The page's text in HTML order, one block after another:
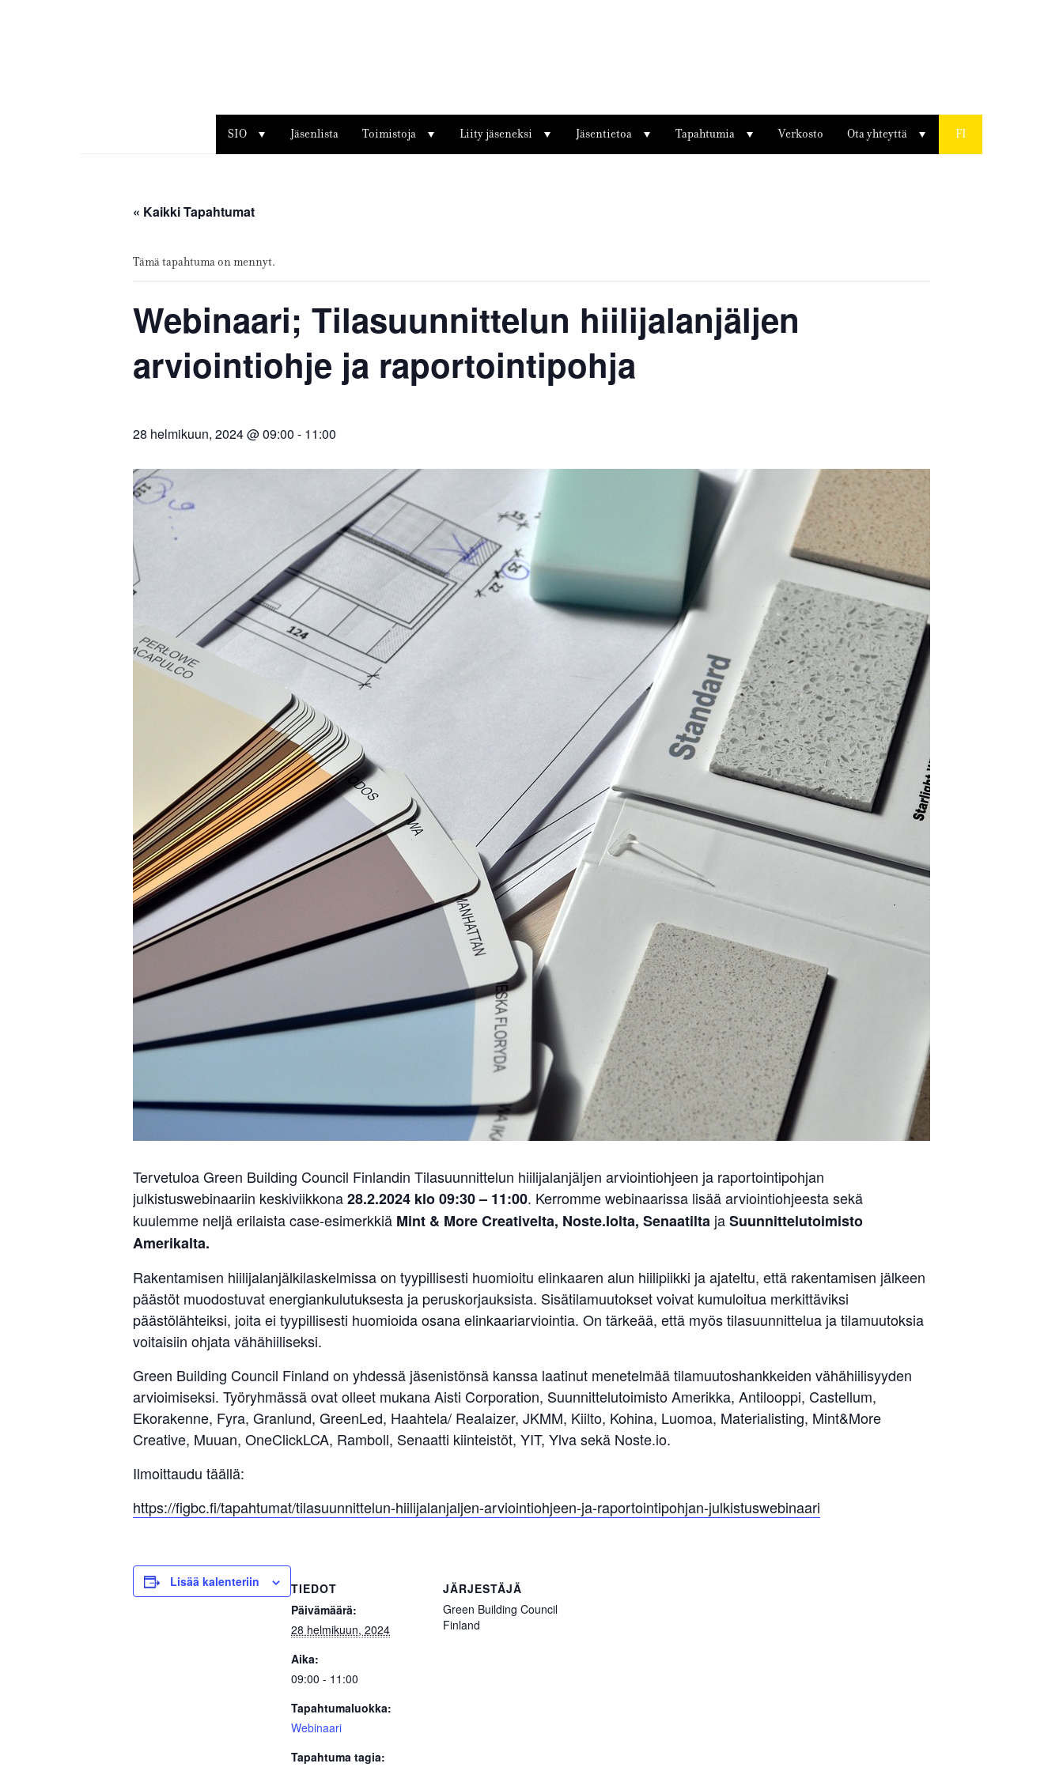
SIO Jäsenlista Toimistoja Liity jäseneksi Jäsentietoa Tapahtumia Verkosto Ota yhteyttä FI
« Kaikki Tapahtumat
Tämä tapahtuma on mennyt.
Webinaari; Tilasuunnittelun hiilijalanjäljen
arviointiohje ja raportointipohja
28 helmikuun, 2024 @ 09:00 - 11:00
Tervetuloa Green Building Council Finlandin Tilasuunnittelun hiilijalanjäljen arviointiohjeen ja raportointipohjan
julkistuswebinaariin keskiviikkona28.2.2024 klo 09:30 – 11:00. Kerromme webinaarissa lisää arviointiohjeesta sekä
kuulemme neljä erilaista case-esimerkkiä Mint & More Creativelta, Noste.Iolta, Senaatilta jaSuunnittelutoimisto
Amerikalta.
Rakentamisen hiilijalanjälkilaskelmissa on tyypillisesti huomioitu elinkaaren alun hiilipiikki ja ajateltu, että rakentamisen jälkeen
päästöt muodostuvat energiankulutuksesta ja peruskorjauksista. Sisätilamuutokset voivat kumuloitua merkittäviksi
päästölähteiksi, joita ei tyypillisesti huomioida osana elinkaariarviointia. On tärkeää, että myös tilasuunnittelua ja tilamuutoksia
voitaisiin ohjata vähähiiliseksi.
Green Building Council Finland on yhdessä jäsenistönsä kanssa laatinut menetelmää tilamuutoshankkeiden vähähiilisyyden
arvioimiseksi. Työryhmässä ovat olleet mukana Aisti Corporation, Suunnittelutoimisto Amerikka, Antilooppi, Castellum,
Ekorakenne, Fyra, Granlund, GreenLed, Haahtela/ Realaizer, JKMM, Kiilto, Kohina, Luomoa, Materialisting, Mint&More
Creative, Muuan, OneClickLCA, Ramboll, Senaatti kiinteistöt, YIT, Ylva sekä Noste.io.
Ilmoittaudu täällä:
https://figbc.fi/tapahtumat/tilasuunnittelun-hiilijalanjaljen-arviointiohjeen-ja-raportointipohjan-julkistuswebinaari
Lisää kalenteriin
TIEDOT
Päivämäärä:
28 helmikuun, 2024
Aika:
09:00 - 11:00
Tapahtumaluokka:
Webinaari
Tapahtuma tagia:
JÄRJESTÄJÄ
Green Building Council
Finland